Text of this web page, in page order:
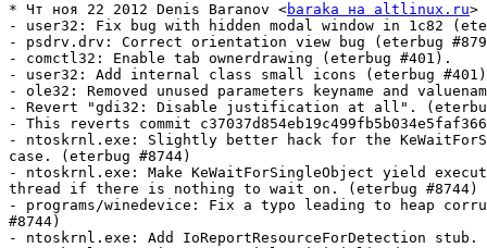
* Чт ноя 22 2012 Denis Baranov <baraka на altlinux.ru>
- user32: Fix bug with hidden modal window in 1c82
- psdrv.drv: Correct orientation view bug (eterbug
- comctl32: Enable tab ownerdrawing (eterbug #401).
- user32: Add internal class small icons (eterbug
- ole32: Removed unused parameters keyname and
- Revert "gdi32: Disable justification at all".
- This reverts commit
- ntoskrnl.exe: Slightly better hack for the
case. (eterbug #8744)
- ntoskrnl.exe: Make KeWaitForSingleObject yield
thread if there is nothing to wait on. (eterbug #8744)
- programs/winedevice: Fix a typo leading to heap
#8744)
- ntoskrnl.exe: Add IoReportResourceForDetection stub.